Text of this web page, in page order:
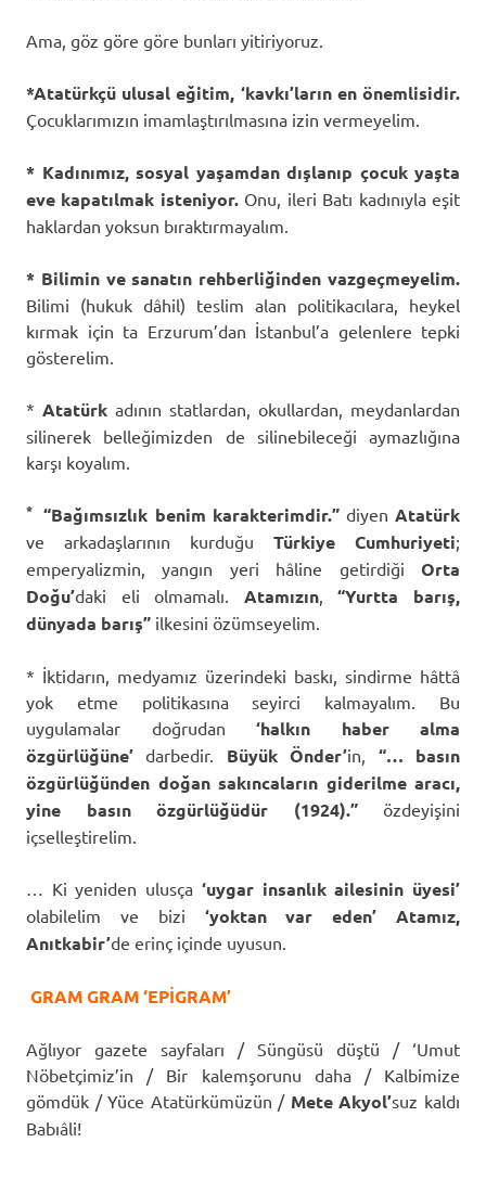
Ama, göz göre göre bunları yitiriyoruz.
*Atatürkçü ulusal eğitim, ‘kavkı’ların en önemlisidir.
Çocuklarımızın imamlaştırılmasına izin vermeyelim.
* Kadınımız, sosyal yaşamdan dışlanıp çocuk yaşta
eve kapatılmak isteniyor. Onu, ileri Batı kadınıyla eşit
haklardan yoksun bıraktırmayalım.
* Bilimin ve sanatın rehberliğinden vazgeçmeyelim.
Bilimi (hukuk dâhil) teslim alan politikacılara, heykel
kırmak için ta Erzurum’dan İstanbul’a gelenlere tepki
gösterelim.
* Atatürk adının statlardan, okullardan, meydanlardan
silinerek belleğimizden de silinebileceği aymazlığına
karşı koyalım.
*“Bağımsızlık benim karakterimdir.”diyen Atatürk
ve arkadaşlarının kurduğu Türkiye Cumhuriyeti;
emperyalizmin, yangın yeri hâline getirdiği Orta
Doğu’daki eli olmamalı. Atamızın,“Yurtta barış,
dünyada barış” ilkesini özümseyelim.
* İktidarın, medyamız üzerindeki baskı, sindirme hâttâ
yok etme politikasına seyirci kalmayalım. Bu
uygulamalar doğrudan ‘halkın haber alma
özgürlüğüne’darbedir. Büyük Önder’in, “… basın
özgürlüğünden doğan sakıncaların giderilme aracı,
yine basın özgürlüğüdür (1924).”özdeyişini
içselleştirelim.
… Ki yeniden ulusça ‘uygar insanlık ailesinin üyesi’
olabilelim ve bizi ‘yoktan var eden’ Atamız,
Anıtkabir’de erinç içinde uyusun.
GRAM GRAM ‘EPİGRAM’
Ağlıyor gazete sayfaları / Süngüsü düştü / ‘Umut
Nöbetçimiz’in / Bir kalemşorunu daha / Kalbimize
gömdük / Yüce Atatürkümüzün / Mete Akyol’suz kaldı
Babıâli!